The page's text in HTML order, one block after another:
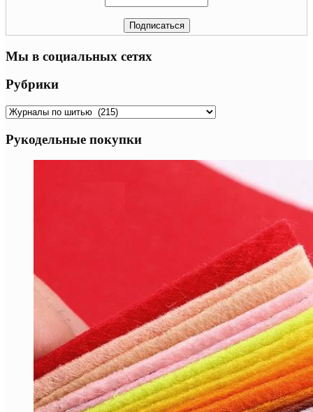
Мы в социальных сетях
Рубрики
Рубрики
Рукодельные покупки